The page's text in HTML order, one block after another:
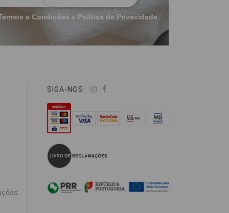
e Condições e Política de Privacidade
SIGA-NOS: